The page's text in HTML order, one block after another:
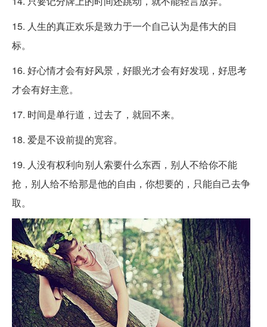
15. 人生的真正欢乐是致力于一个自己认为是伟大的目
标。
16. 好心情才会有好风景，好眼光才会有好发现，好思考
才会有好主意。
17. 时间是单行道，过去了，就回不来。
18. 爱是不设前提的宽容。
19. 人没有权利向别人索要什么东西，别人不给你不能
抢，别人给不给那是他的自由，你想要的，只能自己去争
取。